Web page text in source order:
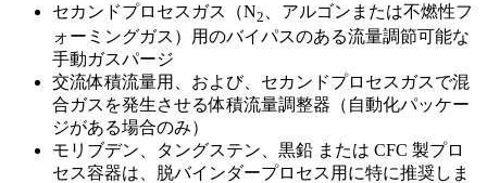
セカンドプロセスガス（N2
、アルゴンまたは不燃性フ
ォーミングガス）用のバイパスのある流量調節可能な
手動ガスパージ
交流体積流量用、および、セカンドプロセスガスで混
合ガスを発生させる体積流量調整器（自動化パッケー
ジがある場合のみ）
モリブデン、タングステン、黒鉛 または CFC 製プロ
セス容器は、脱バインダープロセス用に特に推奨しま